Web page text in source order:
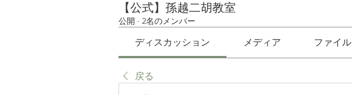
【公式】孫越二胡教室
公開 · 2名のメンバー
ディスカッション メディア ファイル
戻る